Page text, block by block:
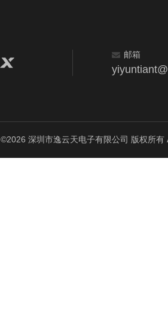
邮箱
©2026 深圳市逸云天电子有限公司 版权所有